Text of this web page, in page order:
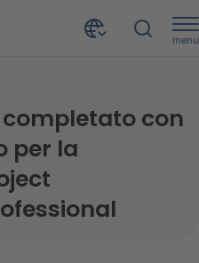
menu
completato con
per la